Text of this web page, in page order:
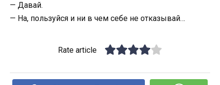
— Давай.
— На, пользуйся и ни в чем себе не отказывай…
Rate article